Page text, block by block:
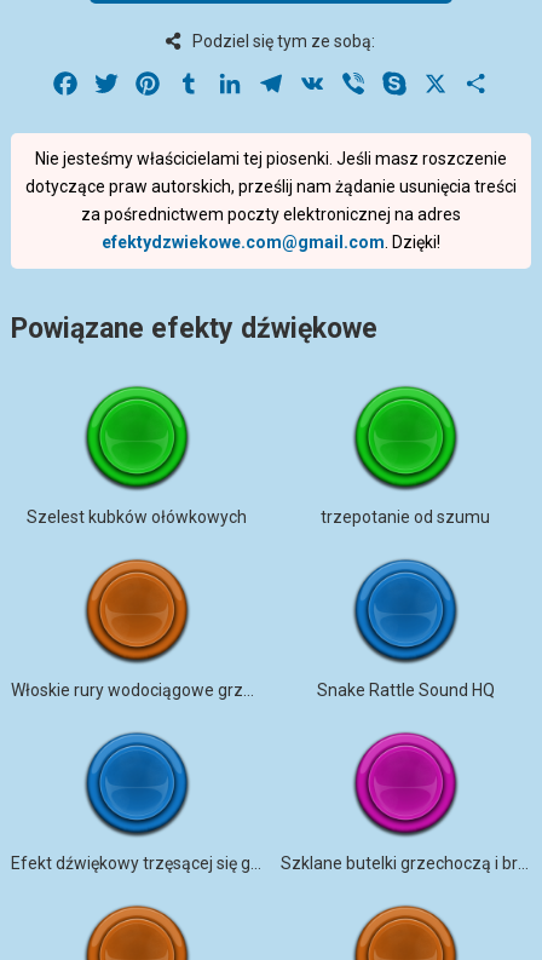
Podziel się tym ze sobą:
Facebook
Twitter PinterestTumblrLinkedInTelegram
VK Viber Skype
Nie jesteśmy właścicielami tej piosenki. Jeśli masz roszczenie
dotyczące praw autorskich, prześlij nam żądanie usunięcia treści
za pośrednictwem poczty elektronicznej na adres
efektydzwiekowe.com@gmail.com . Dzięki!
Powiązane efekty dźwiękowe
Szelest kubków ołówkowych trzepotanie od szumu
Snake Rattle Sound HQ
Szklane butelki grzechoczą i brzęczą